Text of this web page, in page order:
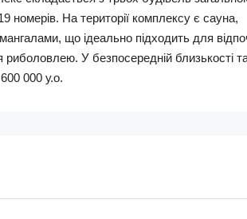
На території комплексу є сауна,
що ідеально підходить для
У безпосередній близькості
000 у.о.